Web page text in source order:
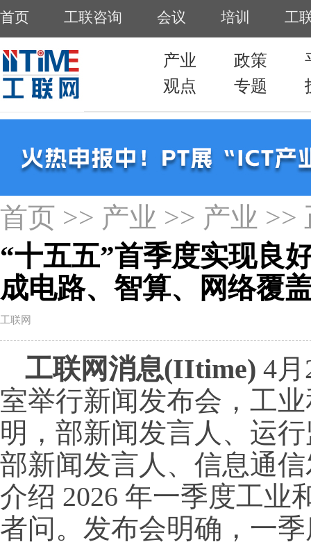
首页 >> 产业 >> 产业 >>
“十五五”首季度实现良
成电路、智算、网络
工联网
工联网消息(IItime) 4
室举行新闻发布会，工
明，部新闻发言人、运
部新闻发言人、信息通
介绍 2026 年一季度工业
者问。发布会明确，一